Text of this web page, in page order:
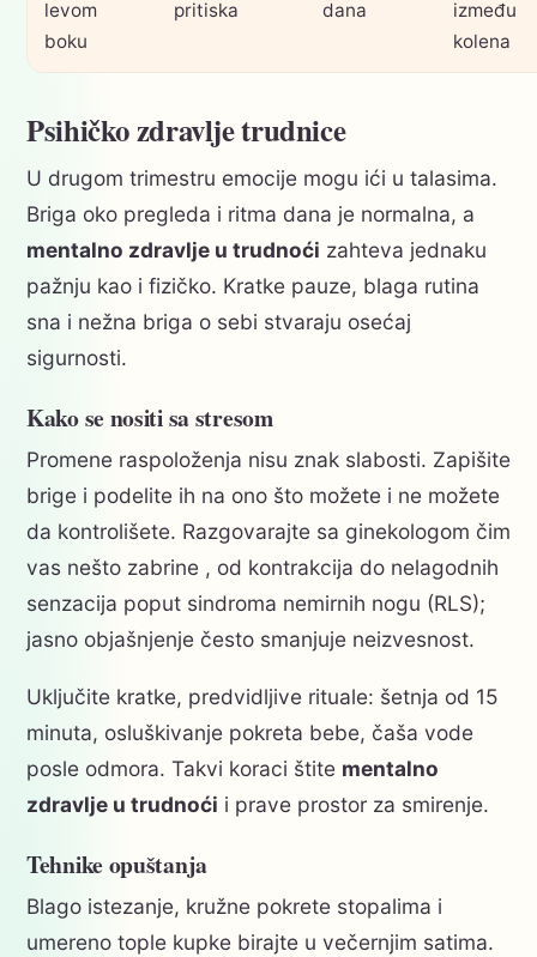
levom
boku
pritiska
dana
između
kolena
Psihičko zdravlje trudnice
U drugom trimestru emocije mogu ići u talasima.
Briga oko pregleda i ritma dana je normalna, a
mentalno zdravlje u trudnoći zahteva jednaku
pažnju kao i fizičko. Kratke pauze, blaga rutina
sna i nežna briga o sebi stvaraju osećaj
sigurnosti.
Kako se nositi sa stresom
Promene raspoloženja nisu znak slabosti. Zapišite
brige i podelite ih na ono što možete i ne možete
da kontrolišete. Razgovarajte sa ginekologom čim
vas nešto zabrine , od kontrakcija do nelagodnih
senzacija poput sindroma nemirnih nogu (RLS);
jasno objašnjenje često smanjuje neizvesnost.
Uključite kratke, predvidljive rituale: šetnja od 15
minuta, osluškivanje pokreta bebe, čaša vode
posle odmora. Takvi koraci štite mentalno
zdravlje u trudnoći i prave prostor za smirenje.
Tehnike opuštanja
Blago istezanje, kružne pokrete stopalima i
umereno tople kupke birajte u večernjim satima.